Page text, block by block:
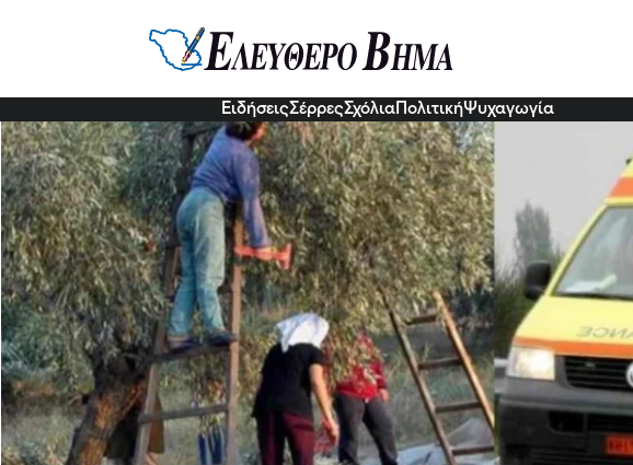
ΕιδήσειςΣέρρεςΣχόλια ΠολιτικήΨυχαγωγία
Σοκ: Νεκρός γνωστός γιατρός την ώρα
χωράφι του, η είδηση του θανάτου
eVima Serres Team23 Δεκ 2022, 14:38